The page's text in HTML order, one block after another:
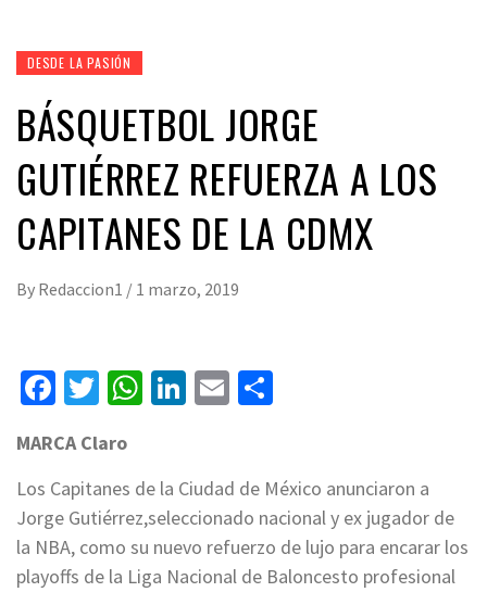
DESDE LA PASIÓN
BÁSQUETBOL JORGE
GUTIÉRREZ REFUERZA A LOS
CAPITANES DE LA CDMX
By Redaccion1 / 1 marzo, 2019
Facebook
Twitter
WhatsApp
LinkedIn
Email
MARCA Claro
Los Capitanes de la Ciudad de México anunciaron a
Jorge Gutiérrez,seleccionado nacional y ex jugador de
la NBA, como su nuevo refuerzo de lujo para encarar los
playoffs de la Liga Nacional de Baloncesto profesional